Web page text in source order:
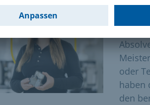
Infos
und
oder
haben
den